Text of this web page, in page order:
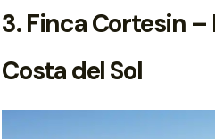
3.Finca Cortesin
Costa del Sol